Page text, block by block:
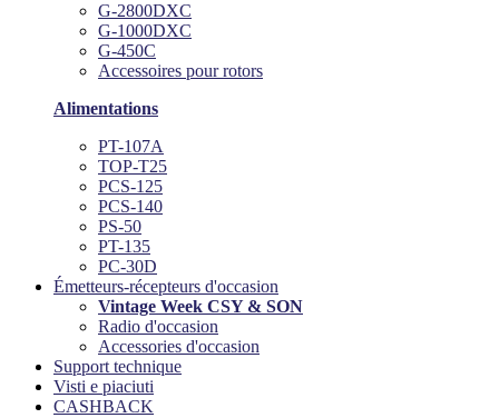
G-2800DXC
G-1000DXC
G-450C
Accessoires pour rotors
Alimentations
PT-107A
TOP-T25
PCS-125
PCS-140
PS-50
PT-135
PC-30D
Émetteurs-récepteurs d'occasion
Vintage Week CSY & SON
Radio d'occasion
Accessories d'occasion
Support technique
Visti e piaciuti
CASHBACK